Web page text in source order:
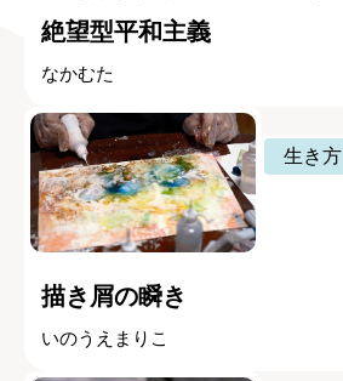
絶望型平和主義
なかむた
生き方
描き屑の瞬き
いのうえまりこ